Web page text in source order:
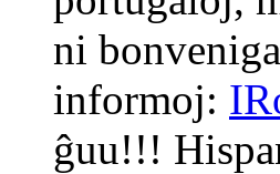
ni
informoj:
ĝuu!!!